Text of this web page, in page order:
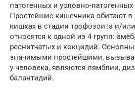
патогенных и условно-
Простейшие кишечника обитают в
кишках в стадии трофозоита и/
относятся к одной из 4 групп:
реснитчатых и кокцидий.
значимыми простейшими,
у человека, являются лямблии,
балантидий.